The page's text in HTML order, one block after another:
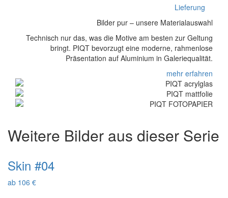
Lieferung
Bilder pur – unsere Materialauswahl
Technisch nur das, was die Motive am besten zur Geltung
bringt. PIQT bevorzugt eine moderne, rahmenlose
Präsentation auf Aluminium in Galeriequalität.
mehr erfahren
Weitere Bilder aus dieser Serie
Skin #04
ab 106 €